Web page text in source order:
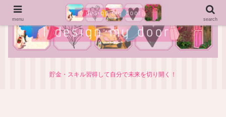
貯金・スキル習得して自分で未来を切り開く！
menu search